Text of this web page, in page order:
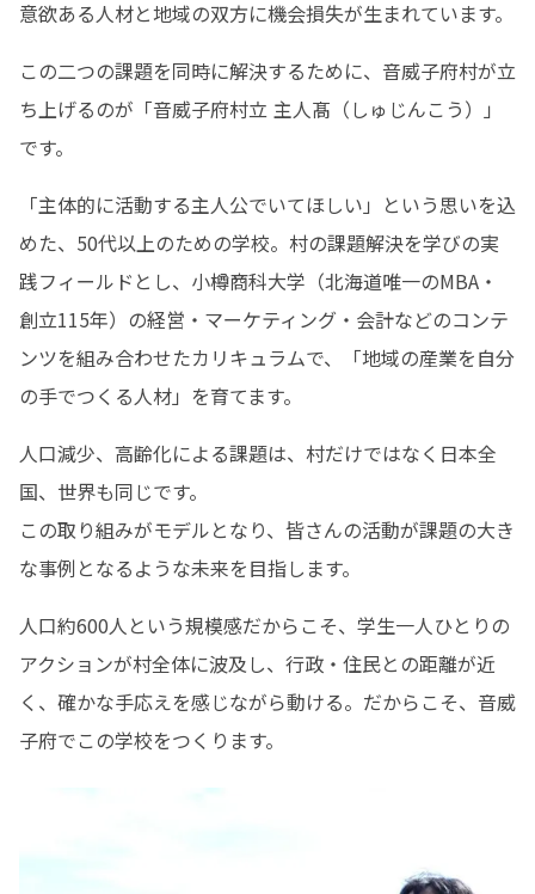
意欲ある人材と地域の双方に機会損失が生まれています。
この二つの課題を同時に解決するために、音威子府村が立
ち上げるのが「音威子府村立 主人髙（しゅじんこう）」
です。
「主体的に活動する主人公でいてほしい」という思いを込
めた、50代以上のための学校。村の課題解決を学びの実
践フィールドとし、小樽商科大学（北海道唯一のMBA・
創立115年）の経営・マーケティング・会計などのコンテ
ンツを組み合わせたカリキュラムで、「地域の産業を自分
の手でつくる人材」を育てます。
人口減少、高齢化による課題は、村だけではなく日本全
国、世界も同じです。
この取り組みがモデルとなり、皆さんの活動が課題の大き
な事例となるような未来を目指します。
人口約600人という規模感だからこそ、学生一人ひとりの
アクションが村全体に波及し、行政・住民との距離が近
く、確かな手応えを感じながら動ける。だからこそ、音威
子府でこの学校をつくります。